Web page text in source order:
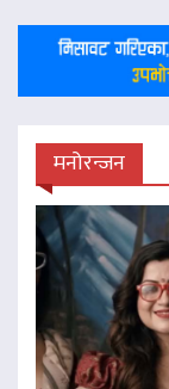
मनोरन्जन